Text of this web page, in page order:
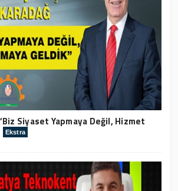
Siyaset Yapmaya Değil, Hizmet
Ekstra